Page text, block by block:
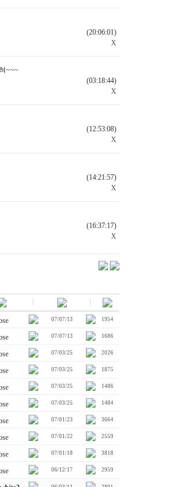
(20:06:01)
X
~~~
(03:18:44)
X
(12:53:08)
X
(14:21:57)
X
(16:37:17)
X
07/07/13 1954
07/07/13 1686
07/03/25 2026
07/03/25 1875
07/03/25 1486
07/03/25 1484
07/01/23 3664
07/01/22 2559
07/01/18 3818
06/12/17 2959